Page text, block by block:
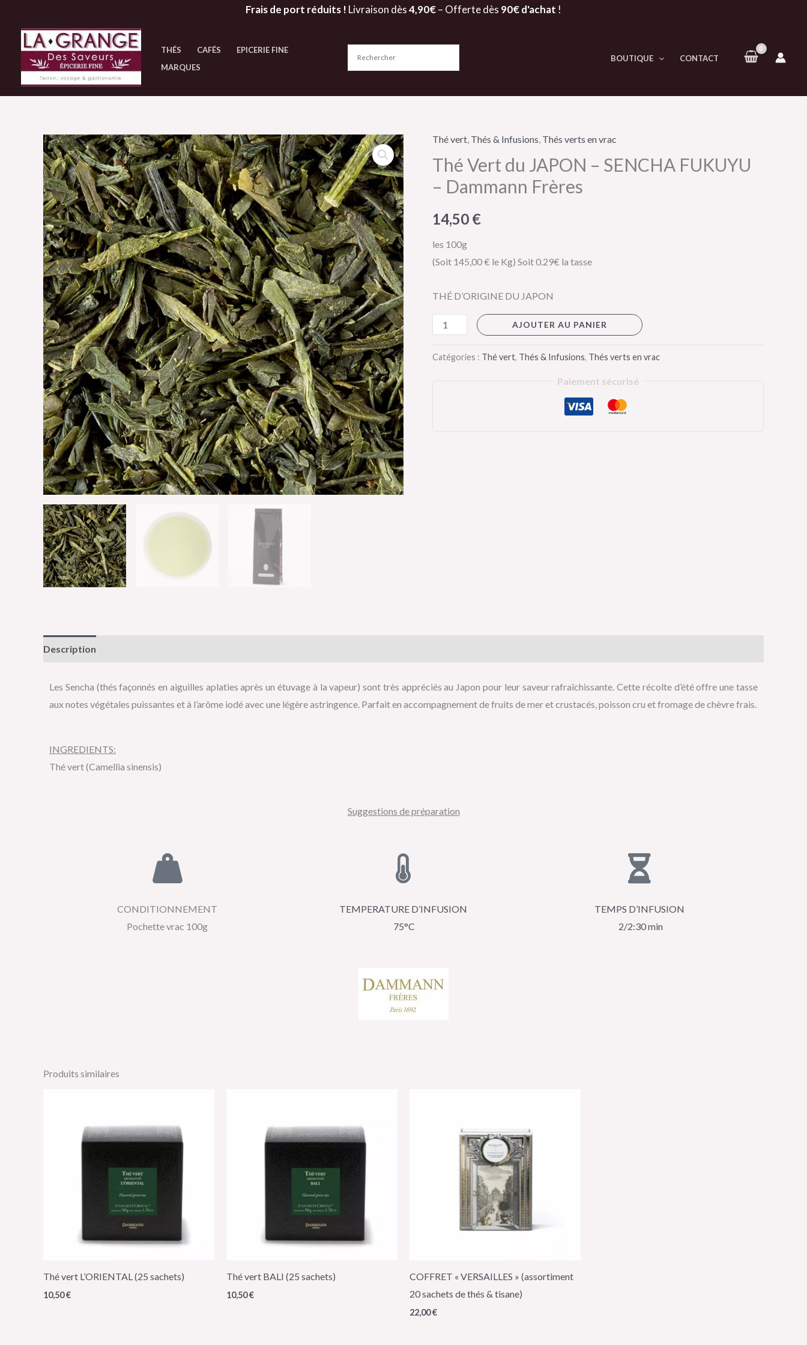
contenu
Frais de port réduits ! Livraison dès4,90€– Offerte dès 90€ d'achat !
THÉS CAFÉS
EPICERIE FINE
MARQUES
BOUTIQUE CONTACT
Thé vert, Thés & Infusions, Thés verts en vrac
Thé Vert du JAPON – SENCHA FUKUYU
– Dammann Frères
14,50 €
les 100g
(Soit 145,00 € le Kg) Soit 0.29€ la tasse
THÉ D’ORIGINE DU JAPON
quantité
de
Thé
Vert
du
JAPON
-
SENCHA
-
Dammann
Frères
AJOUTER AU PANIER
Catégories : Thé vert, Thés & Infusions, Thés verts en vrac
Paiement sécurisé
Description
Les Sencha (thés façonnés en aiguilles aplaties après un étuvage à la vapeur) sont très appréciés au Japon pour leur saveur rafraîchissante. Cette récolte d’été offre une tasse
aux notes végétales puissantes et à l’arôme iodé avec une légère astringence. Parfait en accompagnement de fruits de mer et crustacés, poisson cru et fromage de chèvre frais.
INGREDIENTS:
Thé vert (Camellia sinensis)
Suggestions de préparation
CONDITIONNEMENT
Pochette vrac 100g
TEMPERATURE D’INFUSION
75°C
TEMPS D’INFUSION
2/2:30 min
Produits similaires
Thé vert L’ORIENTAL (25 sachets)
10,50€
Thé vert BALI (25 sachets)
10,50€
COFFRET « VERSAILLES » (assortiment
20 sachets de thés & tisane)
22,00€